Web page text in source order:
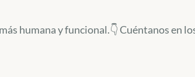
humana y funcional.👇 Cuéntanos en